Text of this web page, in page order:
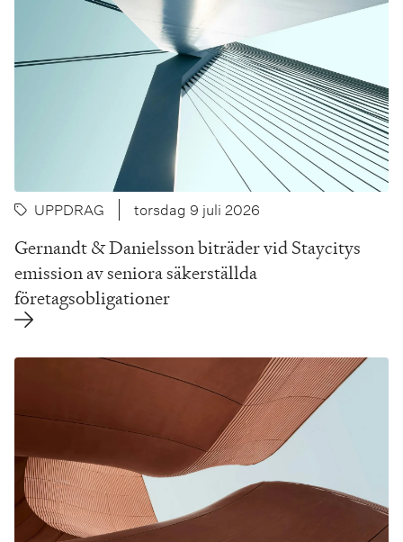
UPPDRAG torsdag 9 juli 2026
Gernandt & Danielsson biträder vid Staycitys
emission av seniora säkerställda
företagsobligationer